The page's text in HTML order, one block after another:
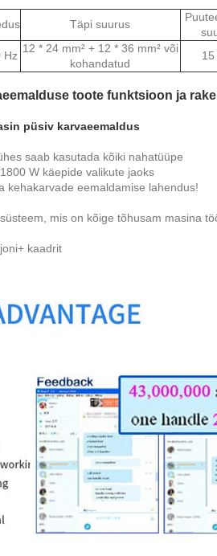
Täpi suurus
Hz
12 * 24 mm² + 12 * 36 mm² või
kohandatud
15
toote funktsioon ja
püsiv karvaeemaldus
saab kasutada kõiki nahatüüpe
W käepide valikute jaoks
kehakarvade eemaldamise lahendus!
mis on kõige tõhusam masina
kaadrit